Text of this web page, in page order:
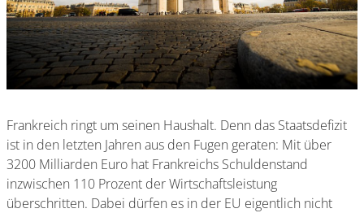
Frankreich ringt um seinen Haushalt. Denn das Staatsdefizit
ist in den letzten Jahren aus den Fugen geraten: Mit über
3200 Milliarden Euro hat Frankreichs Schuldenstand
inzwischen 110 Prozent der Wirtschaftsleistung
überschritten. Dabei dürfen es in der EU eigentlich nicht